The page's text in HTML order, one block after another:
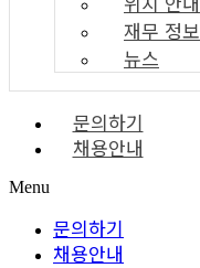
재무 정보
뉴스
문의하기
채용안내
Menu
문의하기
채용안내